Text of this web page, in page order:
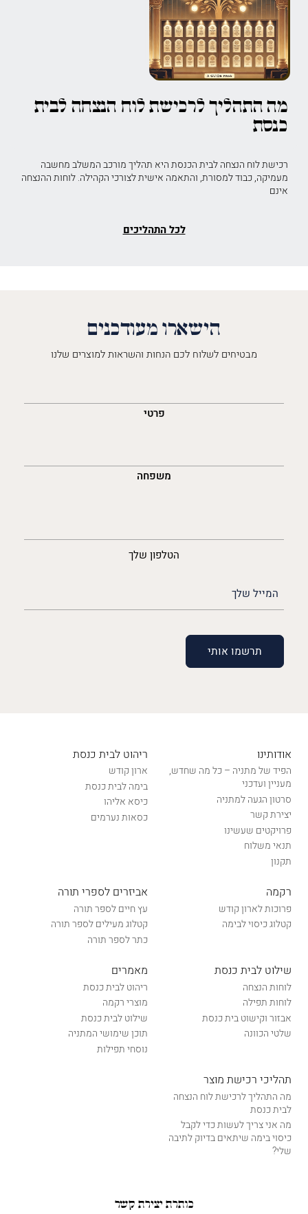
מה התהליך לרכישת לוח הנצחה לבית
כנסת
רכישת לוח הנצחה לבית הכנסת היא תהליך מורכב המשלב מחשבה
מעמיקה, כבוד למסורת, והתאמה אישית לצורכי הקהילה. לוחות ההנצחה
אינם
לכל התהליכים
הישארו מעודכנים
מבטיחים לשלוח לכם הנחות והשראות למוצרים שלנו
פרטי
משפחה
הטלפון שלך
(חובה)
אודותינו
הפיד של מתניה – כל מה שחדש,
מעניין ועדכני
סרטון הגעה למתניה
יצירת קשר
פרויקטים שעשינו
תנאי משלוח
תקנון
ריהוט לבית כנסת
ארון קודש
בימה לבית כנסת
כיסא אליהו
כסאות נערמים
רקמה
פרוכות לארון קודש
קטלוג כיסוי לבימה
אביזרים לספרי תורה
עץ חיים לספר תורה
קטלוג מעילים לספר תורה
כתר לספר תורה
שילוט לבית כנסת
לוחות הנצחה
לוחות תפילה
אבזור וקישוט בית כנסת
שלטי הכוונה
מאמרים
ריהוט לבית כנסת
מוצרי רקמה
שילוט לבית כנסת
תוכן שימושי המתניה
נוסחי תפילות
תהליכי רכישת מוצר
מה התהליך לרכישת לוח הנצחה
לבית כנסת
מה אני צריך לעשות כדי לקבל
כיסוי בימה שיתאים בדיוק לתיבה
שלי?
כותרת יצירת קשר